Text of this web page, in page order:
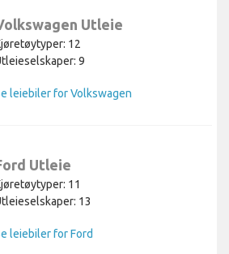
Utleie
12
9
leiebiler for Volkswagen
Utleie
11
13
leiebiler for Ford